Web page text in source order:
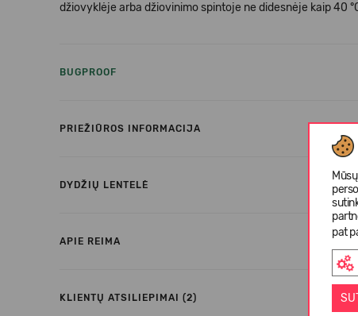
pat
džiovyklėje arba džiovinimo spintoje ne didesnėje kaip 40
BUGPROOF
PRIEŽIŪROS INFORMACIJA
DYDŽIŲ LENTELĖ
APIE REIMA
KLIENTŲ ATSILIEPIMAI (2)